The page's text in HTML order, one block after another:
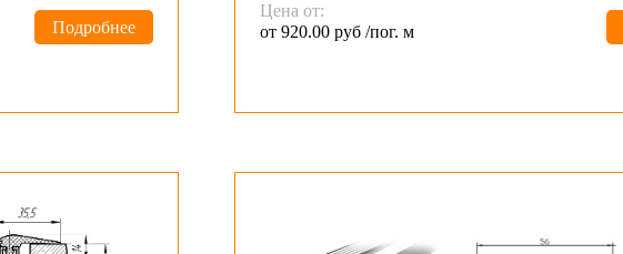
Подробнее
Цена от:
от 920.00 руб /пог. м